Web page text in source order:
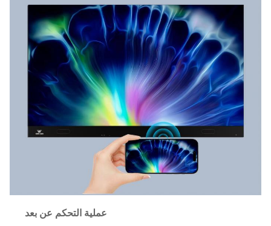
عملية التحكم عن بعد